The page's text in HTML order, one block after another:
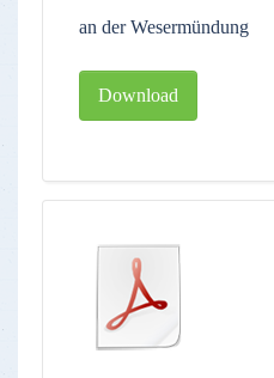
an der Wesermündung
Download